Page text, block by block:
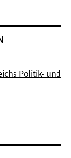
Politik- und